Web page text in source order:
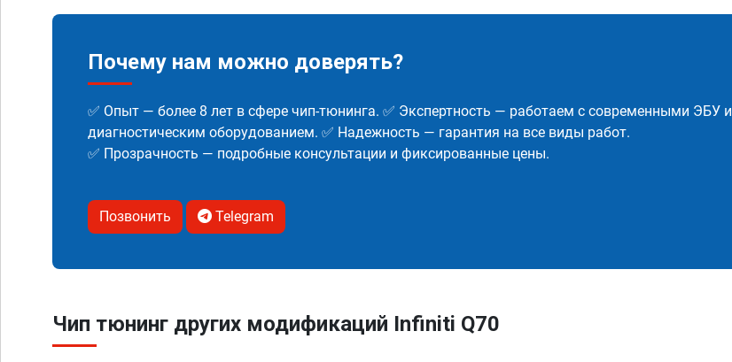
Почему нам можно доверять?
✅ Опыт — более 8 лет в сфере чип-тюнинга. ✅ Экспертность — работаем с современными ЭБУ и
диагностическим оборудованием. ✅ Надежность — гарантия на все виды работ.
✅ Прозрачность — подробные консультации и фиксированные цены.
Позвонить Telegram
Чип тюнинг других модификаций Infiniti Q70